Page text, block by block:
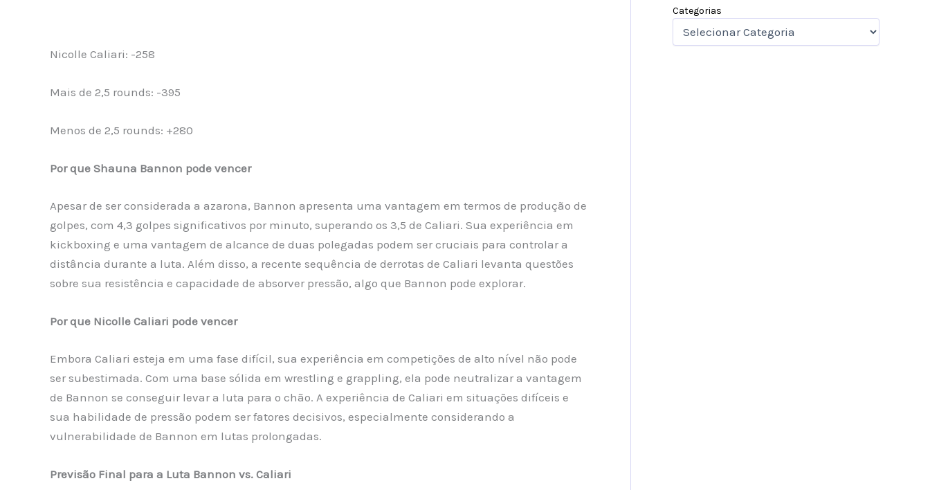
Nicolle Caliari: -258
Mais de 2,5 rounds: -395
Menos de 2,5 rounds: +280
Por que Shauna Bannon pode vencer
Apesar de ser considerada a azarona, Bannon apresenta uma vantagem em termos de produção de
golpes, com 4,3 golpes significativos por minuto, superando os 3,5 de Caliari. Sua experiência em
kickboxing e uma vantagem de alcance de duas polegadas podem ser cruciais para controlar a
distância durante a luta. Além disso, a recente sequência de derrotas de Caliari levanta questões
sobre sua resistência e capacidade de absorver pressão, algo que Bannon pode explorar.
Por que Nicolle Caliari pode vencer
Embora Caliari esteja em uma fase difícil, sua experiência em competições de alto nível não pode
ser subestimada. Com uma base sólida em wrestling e grappling, ela pode neutralizar a vantagem
de Bannon se conseguir levar a luta para o chão. A experiência de Caliari em situações difíceis e
sua habilidade de pressão podem ser fatores decisivos, especialmente considerando a
vulnerabilidade de Bannon em lutas prolongadas.
Previsão Final para a Luta Bannon vs. Caliari
Categorias